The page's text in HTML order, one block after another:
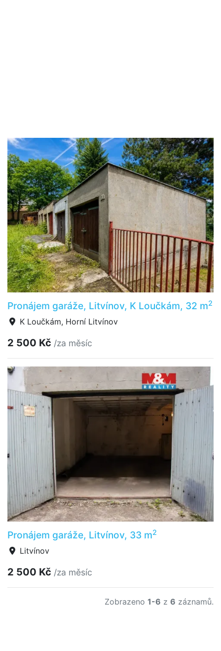
Pronájem garáže, Litvínov, K Loučkám, 32 m2
K Loučkám, Horní Litvínov
2 500 Kč /za měsíc
Pronájem garáže, Litvínov, 33 m2
Litvínov
2 500 Kč /za měsíc
Zobrazeno 1-6 z 6 záznamů.